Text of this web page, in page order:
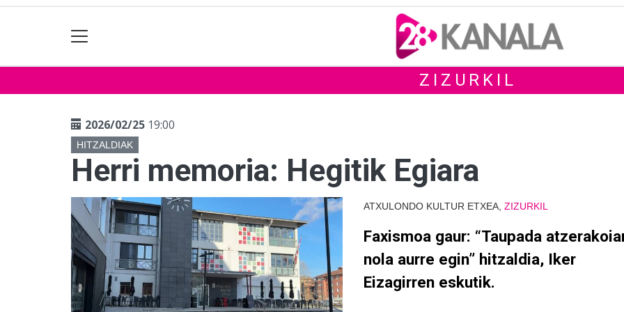
ZIZURKIL
2026/02/25 19:00
HITZALDIAK
Herri memoria: Hegitik Egiara
ATXULONDO KULTUR ETXEA, ZIZURKIL
Faxismoa gaur: “Taupada
nola aurre egin” hitzaldia, Iker
Eizagirren eskutik.